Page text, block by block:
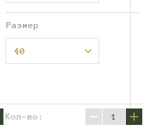
Размер
40
Кол-во: − +